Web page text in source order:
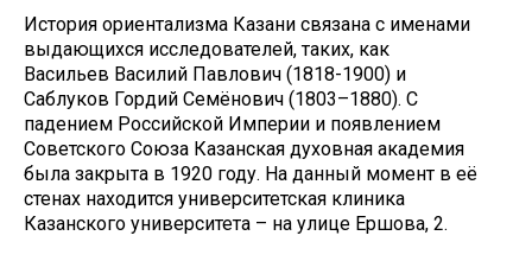
История ориентализма Казани связана с именами
выдающихся исследователей, таких, как
Васильев Василий Павлович (1818-1900) и
Саблуков Гордий Семёнович (1803–1880). С
падением Российской Империи и появлением
Советского Союза Казанская духовная академия
была закрыта в 1920 году. На данный момент в её
стенах находится университетская клиника
Казанского университета – на улице Ершова, 2.